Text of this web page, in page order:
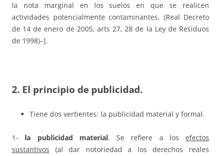
la nota marginal en los suelos en que se realicen
actividades potencialmente contaminantes, (Real Decreto
de 14 de enero de 2005, arts 27, 28 de la Ley de Residuos
de 1998)–].
2. El principio de publicidad.
Tiene dos vertientes: la publicidad material y formal.
1- la publicidad material. Se refiere a los efectos
sustantivos (al dar notoriedad a los derechos reales